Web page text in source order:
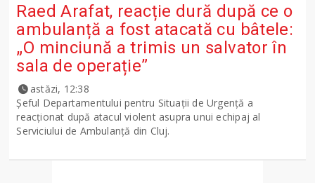
Raed Arafat, reacție dură după ce o
ambulanță a fost atacată cu bâtele:
„O minciună a trimis un salvator în
sala de operație”
astăzi, 12:38
Șeful Departamentului pentru Situații de Urgență a
reacționat după atacul violent asupra unui echipaj al
Serviciului de Ambulanță din Cluj.